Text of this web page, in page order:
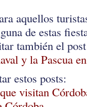
aquellos
de estas
también el
y la Pascua
estos posts:
visitan